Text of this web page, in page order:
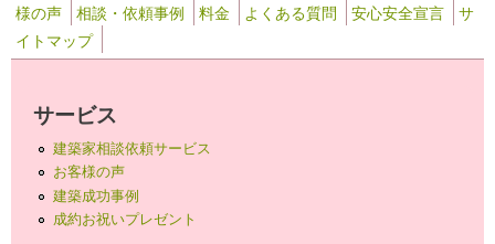
様の声
相談・依頼事例 料金 よくある質問 安心安全宣言
サ
イトマップ
サービス
建築家相談依頼サービス
お客様の声
建築成功事例
成約お祝いプレゼント